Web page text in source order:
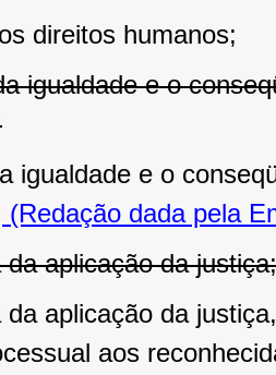
direitos humanos;
igualdade e o
igualdade e o
(Redação dada pela
da aplicação da justiça;
da aplicação da
aos